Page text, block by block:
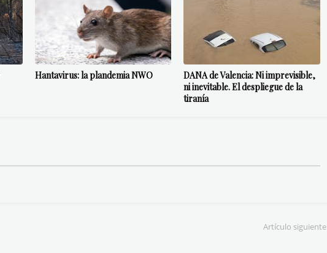
Hantavirus: la plandemia NWO
DANA de Valencia: Ni imprevisible,
ni inevitable. El despliegue de la
tiranía
Artículo siguiente